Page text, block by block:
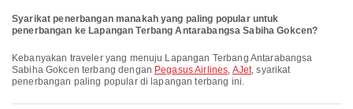
Syarikat penerbangan manakah yang paling popular untuk
penerbangan ke Lapangan Terbang Antarabangsa Sabiha Gokcen?
Kebanyakan traveler yang menuju Lapangan Terbang Antarabangsa
Sabiha Gokcen terbang dengan Pegasus Airlines, AJet, syarikat
penerbangan paling popular di lapangan terbang ini.